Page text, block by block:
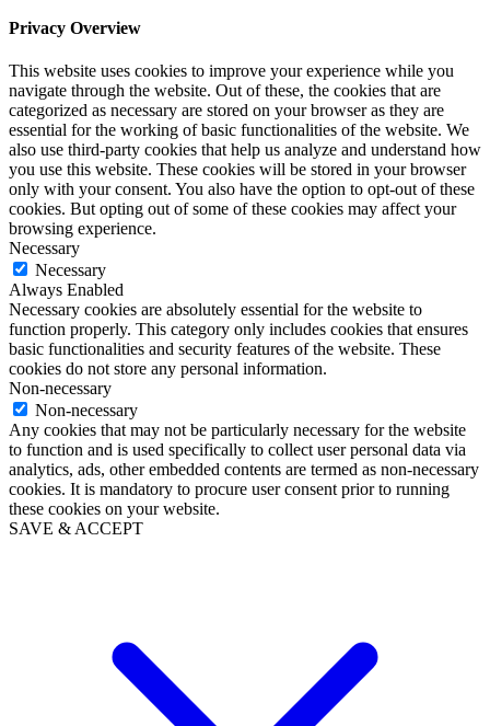
Privacy Overview
This website uses cookies to improve your experience while you
navigate through the website. Out of these, the cookies that are
categorized as necessary are stored on your browser as they are
essential for the working of basic functionalities of the website. We
also use third-party cookies that help us analyze and understand how
you use this website. These cookies will be stored in your browser
only with your consent. You also have the option to opt-out of these
cookies. But opting out of some of these cookies may affect your
browsing experience.
Necessary
Necessary
Always Enabled
Necessary cookies are absolutely essential for the website to
function properly. This category only includes cookies that ensures
basic functionalities and security features of the website. These
cookies do not store any personal information.
Non-necessary
Non-necessary
Any cookies that may not be particularly necessary for the website
to function and is used specifically to collect user personal data via
analytics, ads, other embedded contents are termed as non-necessary
cookies. It is mandatory to procure user consent prior to running
these cookies on your website.
SAVE & ACCEPT